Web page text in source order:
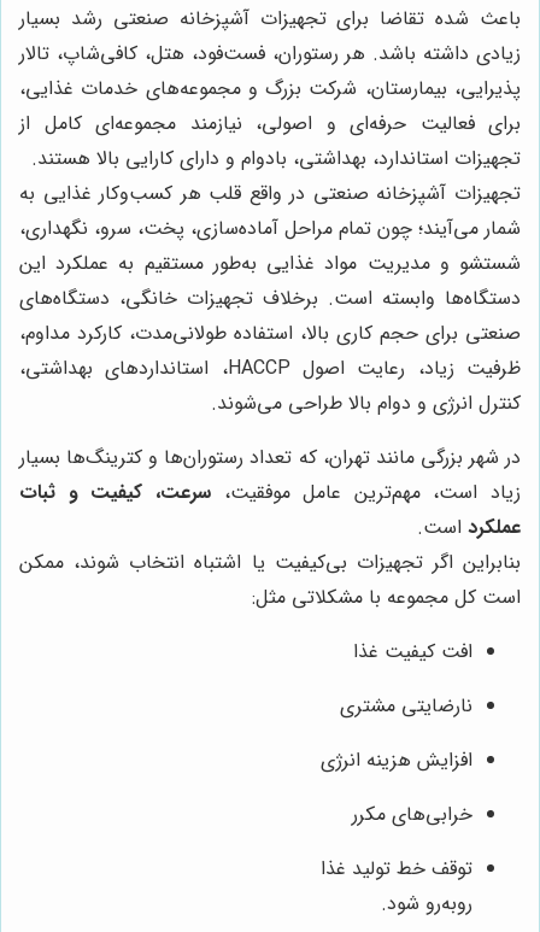
باعث شده تقاضا برای تجهیزات آشپزخانه صنعتی رشد بسیار
زیادی داشته باشد. هر رستوران، فست‌فود، هتل، کافی‌شاپ، تالار
پذیرایی، بیمارستان، شرکت بزرگ و مجموعه‌های خدمات غذایی،
برای فعالیت حرفه‌ای و اصولی، نیازمند مجموعه‌ای کامل از
تجهیزات استاندارد، بهداشتی، بادوام و دارای کارایی بالا هستند.
تجهیزات آشپزخانه صنعتی در واقع قلب هر کسب‌وکار غذایی به
شمار می‌آیند؛ چون تمام مراحل آماده‌سازی، پخت، سرو، نگهداری،
شستشو و مدیریت مواد غذایی به‌طور مستقیم به عملکرد این
دستگاه‌ها وابسته است. برخلاف تجهیزات خانگی، دستگاه‌های
صنعتی برای حجم کاری بالا، استفاده طولانی‌مدت، کارکرد مداوم،
ظرفیت زیاد، رعایت اصول HACCP، استانداردهای بهداشتی،
کنترل انرژی و دوام بالا طراحی می‌شوند.
در شهر بزرگی مانند تهران، که تعداد رستوران‌ها و کترینگ‌ها بسیار
زیاد است، مهم‌ترین عامل موفقیت،سرعت، کیفیت و ثبات
عملکرد است.
بنابراین اگر تجهیزات بی‌کیفیت یا اشتباه انتخاب شوند، ممکن
است کل مجموعه با مشکلاتی مثل:
افت کیفیت غذا
نارضایتی مشتری
افزایش هزینه انرژی
خرابی‌های مکرر
توقف خط تولید غذا
رو‌به‌رو شود.